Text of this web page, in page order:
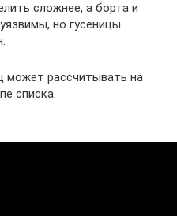
сложнее, а борта и
но гусеницы
может рассчитывать на
списка.